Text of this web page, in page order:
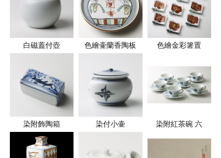
白磁蓋付壺 色繪壷蘭香陶板 色繪金彩箸置
染附飾陶箱 染付小壷 染附紅茶碗 六